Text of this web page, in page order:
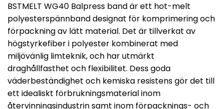
BSTMELT WG40 Balpress band är ett hot-melt
polyesterspännband designat för komprimering och
förpackning av lätt material. Det är tillverkat av
högstyrkefiber i polyester kombinerat med
miljövänlig limteknik, och har utmärkt
draghållfasthet och flexibilitet. Dess goda
väderbeständighet och kemiska resistens gör det till
ett idealiskt förbrukningsmaterial inom
återvinningsindustrin samt inom förpacknings- och